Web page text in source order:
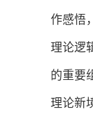
作感悟
理论逻
的重要
理论新